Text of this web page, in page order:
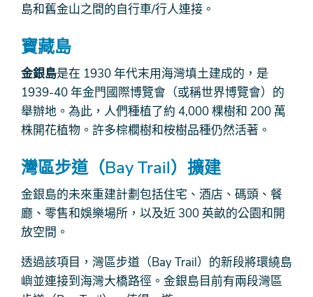
島和舊金山之間的自行車/行人連接。
寶藏島
金銀島是在 1930 年代末用海灣填土建成的，是
1939-40 年金門國際博覽會（或稱世界博覽會）的
舉辦地。為此，人們種植了約 4,000 棵樹和 200 萬
株開花植物。許多棕櫚樹和桉樹品種仍然活著。
灣區步道（Bay Trail）擴建
金銀島的未來重建計劃包括住宅、酒店、碼頭、餐
廳、零售和娛樂場所，以及近 300 英畝的公園和開
放空間。
透過該項目，灣區步道（Bay Trail）的新段將環繞島
嶼並連接到海灣大橋路徑。金銀島目前有兩段灣區